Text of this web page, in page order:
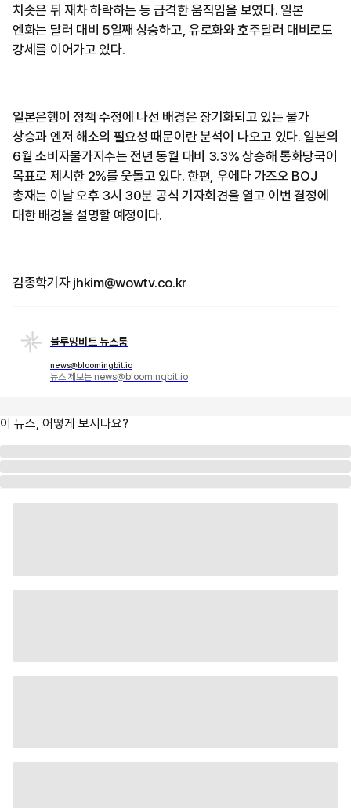
치솟은 뒤 재차 하락하는 등 급격한 움직임을 보였다. 일본
엔화는 달러 대비 5일째 상승하고, 유로화와 호주달러 대비로도
강세를 이어가고 있다.
일본은행이 정책 수정에 나선 배경은 장기화되고 있는 물가
상승과 엔저 해소의 필요성 때문이란 분석이 나오고 있다. 일본의
6월 소비자물가지수는 전년 동월 대비 3.3% 상승해 통화당국이
목표로 제시한 2%를 웃돌고 있다. 한편, 우에다 가즈오 BOJ
총재는 이날 오후 3시 30분 공식 기자회견을 열고 이번 결정에
대한 배경을 설명할 예정이다.
김종학기자 jhkim@wowtv.co.kr
블루밍비트 뉴스룸
news@bloomingbit.io
뉴스 제보는 news@bloomingbit.io
이 뉴스, 어떻게 보시나요?